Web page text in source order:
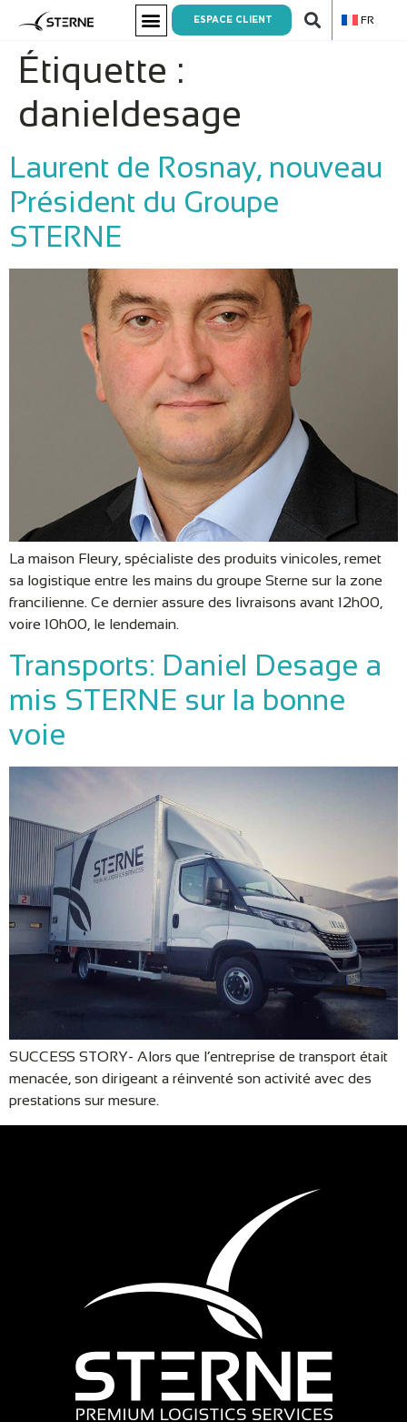
ESPACE CLIENT FR
Étiquette :
danieldesage
Laurent de Rosnay, nouveau
Président du Groupe
STERNE
La maison Fleury, spécialiste des produits vinicoles, remet
sa logistique entre les mains du groupe Sterne sur la zone
francilienne. Ce dernier assure des livraisons avant 12h00,
voire 10h00, le lendemain.
Transports: Daniel Desage a
mis STERNE sur la bonne
voie
SUCCESS STORY- Alors que l’entreprise de transport était
menacée, son dirigeant a réinventé son activité avec des
prestations sur mesure.